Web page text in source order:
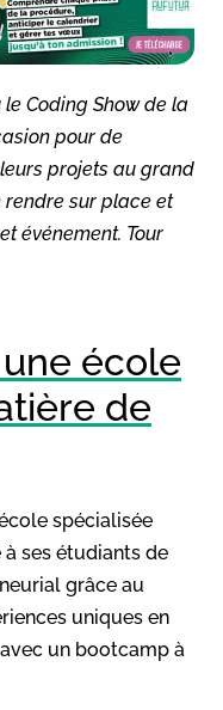
le Coding Show de la
pour de
projets au grand
rendre sur place et
événement. Tour
école
de
spécialisée
ses étudiants de
grâce au
uniques en
un bootcamp à